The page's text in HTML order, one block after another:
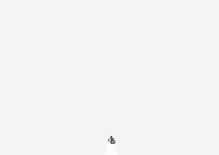
Postagem: